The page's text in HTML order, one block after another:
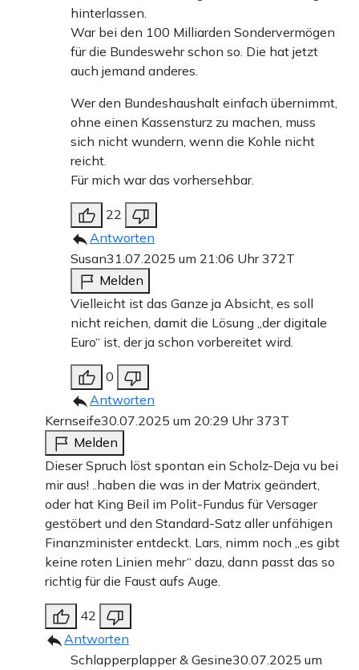
hinterlassen.
War bei den 100 Milliarden Sondervermögen
für die Bundeswehr schon so. Die hat jetzt
auch jemand anderes.
Wer den Bundeshaushalt einfach übernimmt,
ohne einen Kassensturz zu machen, muss
sich nicht wundern, wenn die Kohle nicht
reicht.
Für mich war das vorhersehbar.
22
Antworten
Susan31.07.2025 um 21:06 Uhr372T
Melden
Vielleicht ist das Ganze ja Absicht, es soll
nicht reichen, damit die Lösung „der digitale
Euro“ ist, der ja schon vorbereitet wird.
0
Antworten
Kernseife30.07.2025 um 20:29 Uhr373T
Melden
Dieser Spruch löst spontan ein Scholz-Deja vu bei
mir aus! ..haben die was in der Matrix geändert,
oder hat King Beil im Polit-Fundus für Versager
gestöbert und den Standard-Satz aller unfähigen
Finanzminister entdeckt. Lars, nimm noch „es gibt
keine roten Linien mehr“ dazu, dann passt das so
richtig für die Faust aufs Auge.
42
Antworten
Schlapperplapper & Gesine30.07.2025 um